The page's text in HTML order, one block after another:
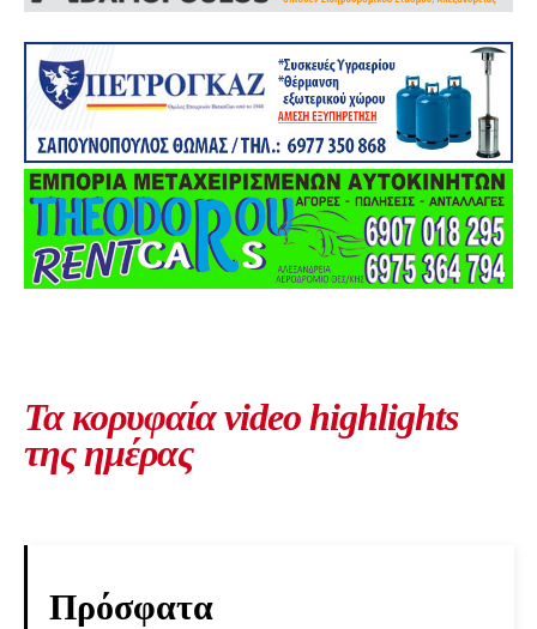
Τα κορυφαία video highlights
της ημέρας
Πρόσφατα